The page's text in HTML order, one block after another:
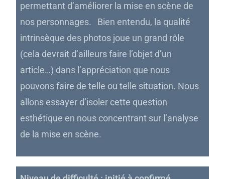
permettant d’améliorer la mise en scène de
nos personnages. Bien entendu, la qualité
intrinsèque des photos joue un grand rôle
(cela devrait d’ailleurs faire l’objet d’un
article…) dans l’appréciation que nous
pouvons faire de telle ou telle situation. Nous
allons essayer d’isoler cette question
esthétique en nous concentrant sur l’analyse
de la mise en scène.